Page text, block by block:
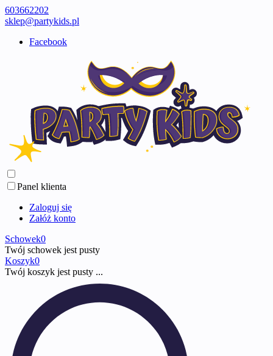
603662202
sklep@partykids.pl
Facebook
Panel klienta
Zaloguj się
Załóż konto
Schowek0
Twój schowek jest pusty
Koszyk0
Twój koszyk jest pusty ...